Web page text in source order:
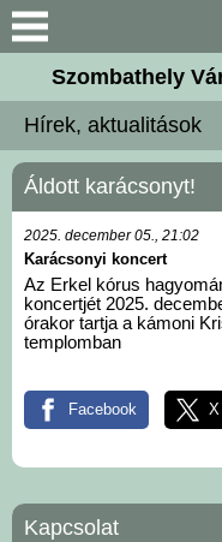
Keresés
Bemutatkozás
Hírek, aktualitások
Karnagyaink
Kórustagok
Kiadványaink
Galéria
Szombathely
Hírek, aktualitások
Áldott karácsonyt!
2025. december 05., 21:02
Karácsonyi koncert
Az Erkel kórus
koncertjét 2025.
órakor tartja a kámoni
templomban
Facebook X
Kapcsolat